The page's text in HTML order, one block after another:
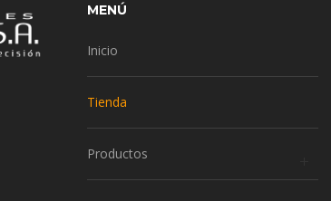
MENÚ
Inicio
Tienda
Productos